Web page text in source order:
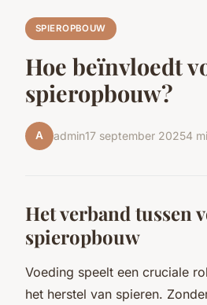
SPIEROPBOUW
Hoe beïnvloedt
spieropbouw?
A admin17 september 20254
Het verband tussen
spieropbouw
Voeding speelt een cruciale
het herstel van spieren.